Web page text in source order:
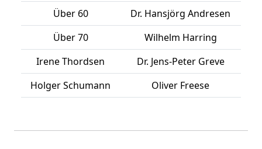
Über 60
Dr. Hansjörg Andresen
Über 70
Wilhelm Harring
Irene Thordsen
Dr. Jens-Peter Greve
Holger Schumann
Oliver Freese